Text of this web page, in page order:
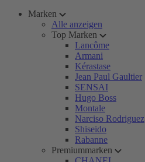
Marken
Alle anzeigen
Top Marken
Lancôme
Armani
Kérastase
Jean Paul Gaultier
SENSAI
Hugo Boss
Montale
Narciso Rodriguez
Shiseido
Rabanne
Premiummarken